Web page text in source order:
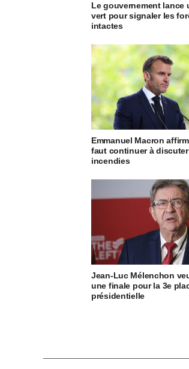
Le gouvernement lance
vert pour signaler les
intactes
Emmanuel Macron
faut continuer à
incendies
Jean-Luc Mélenchon
une finale pour la 3e
présidentielle